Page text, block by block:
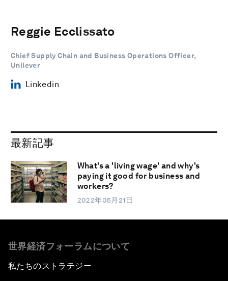
Reggie Ecclissato
Chief Supply Chain and Business Operations Officer,
Unilever
Linkedin
最新記事
What's a 'living wage' and why's
paying it good for business and
workers?
2022年05月21日
世界経済フォーラムについて
私たちのストラテジー